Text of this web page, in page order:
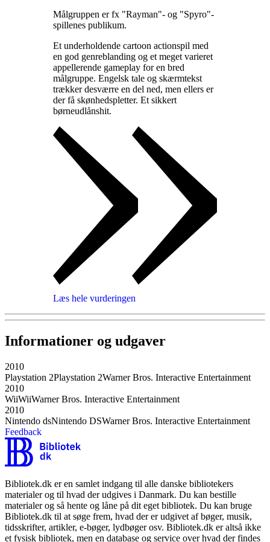
Målgruppen er fx "Rayman"- og "Spyro"-
spillenes publikum.
Et underholdende cartoon actionspil med
en god genreblanding og et meget varieret
appellerende gameplay for en bred
målgruppe. Engelsk tale og skærmtekst
trækker desværre en del ned, men ellers er
der få skønhedspletter. Et sikkert
børneudlånshit.
Læs hele vurderingen
Informationer og udgaver
2010
Playstation 2Playstation 2Warner Bros. Interactive Entertainment
2010
WiiWiiWarner Bros. Interactive Entertainment
2010
Nintendo dsNintendo DSWarner Bros. Interactive Entertainment
Feedback
Bibliotek.dk er en samlet indgang til alle danske bibliotekers
materialer og til hvad der udgives i Danmark. Du kan bestille
materialer og så hente og låne på dit eget bibliotek. Du kan bruge
Bibliotek.dk til at søge frem, hvad der er udgivet af bøger, musik,
tidsskrifter, artikler, e-bøger, lydbøger osv. Bibliotek.dk er altså ikke
et fysisk bibliotek, men en database og service over hvad der findes